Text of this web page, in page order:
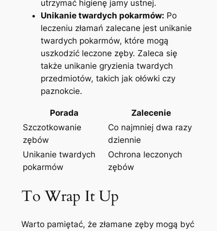
utrzymać ⁣higienę jamy ​ustnej.
Unikanie twardych pokarmów: Po
leczeniu złamań zalecane ‍jest unikanie
twardych⁣ pokarmów, ​które mogą
uszkodzić leczone zęby. Zaleca się
także unikanie gryzienia twardych
przedmiotów, ⁣takich jak⁣ ołówki czy
paznokcie.
Porada
Zalecenie
Szczotkowanie
zębów
Co najmniej dwa razy
dziennie
Unikanie⁤ twardych
pokarmów
Ochrona ⁣leczonych
zębów
To​ Wrap It Up
Warto pamiętać,​ że ⁣złamane zęby mogą⁢ być